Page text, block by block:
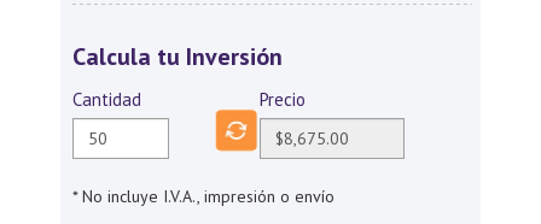
Calcula tu Inversión
Cantidad Precio
* No incluye I.V.A., impresión o envío